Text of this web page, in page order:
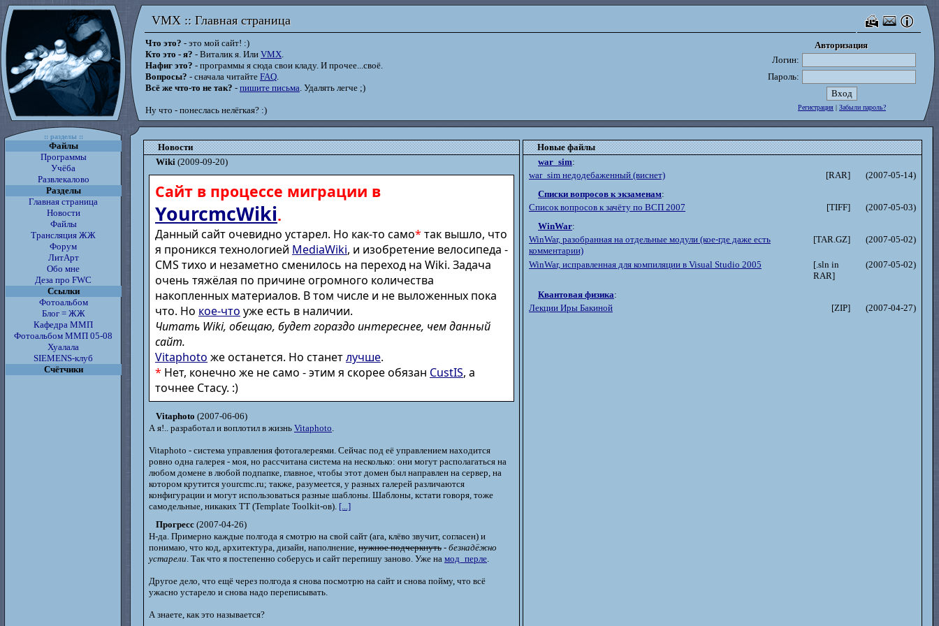
VMX :: Главная страница
VMX :: Главная страница
Что это? - это мой сайт! :)
Кто это - я? - Виталик я. Или VMX.
Нафиг это? - программы я сюда свои кладу. И прочее...своё.
Вопросы? - сначала читайте FAQ.
Всё же что-то не так? - пишите письма. Удалять легче ;)
Ну что - понеслась нелёгкая? :)
Авторизация
Авторизация
Логин:
Пароль:
Регистрация | Забыли пароль?
:: разделы ::
Новости
Новые файлы
Wiki (2009-09-20)
Сайт в процессе миграции в
YourcmcWiki.
Данный сайт очевидно устарел. Но как-то само* так вышло, что
я проникся технологией MediaWiki, и изобретение велосипеда -
CMS тихо и незаметно сменилось на переход на Wiki. Задача
очень тяжёлая по причине огромного количества
накопленных материалов. В том числе и не выложенных пока
что. Но кое-что уже есть в наличии.
Читать Wiki, обещаю, будет гораздо интереснее, чем данный
сайт.
Vitaphoto же останется. Но станетлучше.
* Нет, конечно же не само - этим я скорее обязан CustIS, а
точнее Стасу. :)
Vitaphoto (2007-06-06)
А я!.. разработал и воплотил в жизнь Vitaphoto.
Vitaphoto - система управления фотогалереями. Сейчас под её управлением находится
ровно одна галерея - моя, но рассчитана система на несколько: они могут располагаться на
любом домене в любой подпапке, главное, чтобы этот домен был направлен на сервер, на
котором крутится yourcmc.ru; также, разумеется, у разных галерей различаются
конфигурации и могут использоваться разные шаблоны. Шаблоны, кстати говоря, тоже
самодельные, никаких TT (Template Toolkit-ов). [...]
Прогресс (2007-04-26)
Н-да. Примерно каждые полгода я смотрю на свой сайт (ага, клёво звучит, согласен) и
понимаю, что код, архитектура, дизайн, наполнение, нужное подчеркнуть - безнадёжно
устарели. Так что я постепенно соберусь и сайт перепишу заново. Уже на мод_перле.
Другое дело, что ещё через полгода я снова посмотрю на сайт и снова пойму, что всё
ужасно устарело и снова надо переписывать.
А знаете, как это называется?
war_sim:
war_sim недодебаженный (виснет)
[RAR]
(2007-05-14)
Списки вопросов к экзаменам:
Список вопросов к зачёту по ВСП 2007
[TIFF]
(2007-05-03)
WinWar:
WinWar, разобранная на отдельные модули (кое-где даже есть
комментарии)
[TAR.GZ] (2007-05-02)
WinWar, исправленная для компиляции в Visual Studio 2005
[.sln in
RAR]
(2007-05-02)
Квантовая физика:
Лекции Иры Бакиной
[ZIP] (2007-04-27)
Файлы
Программы
Учёба
Развлекалово
Разделы
Главная страница
Новости
Файлы
Трансляция ЖЖ
Форум
ЛитАрт
Обо мне
Деза про FWC
Ссылки
Фотоальбом
Блог = ЖЖ
Кафедра ММП
Фотоальбом ММП 05-08
Хуалала
SIEMENS-клуб
Счётчики